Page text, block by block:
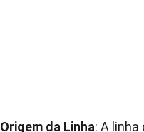
Origem da Linha: A